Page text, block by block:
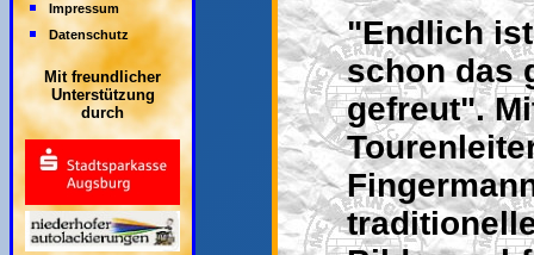
Impressum
Datenschutz
Mit freundlicher
Unterstützung
durch
"Endlich
schon das
gefreut".